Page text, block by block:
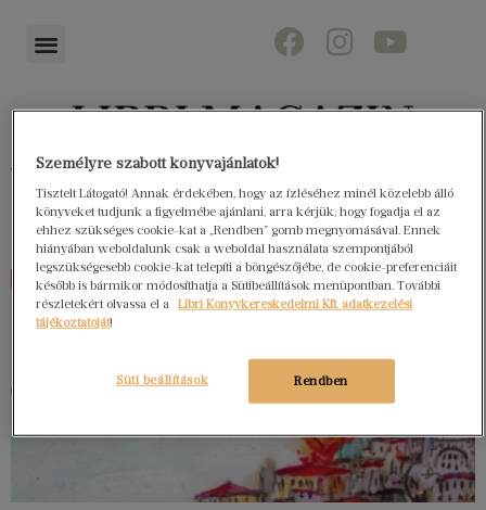
Könyvektől az olvasókig
Személyre szabott könyvajánlatok!
Tisztelt Látogató! Annak érdekében, hogy az ízléséhez minél közelebb álló
könyveket tudjunk a figyelmébe ajánlani, arra kérjük, hogy fogadja el az
ehhez szükséges cookie-kat a „Rendben” gomb megnyomásával. Ennek
hiányában weboldalunk csak a weboldal használata szempontjából
legszükségesebb cookie-kat telepíti a böngészőjébe, de cookie-preferenciáit
később is bármikor módosíthatja a Sütibeállítások menüpontban. További
részletekért olvassa el a
Libri Könyvkereskedelmi Kft. adatkezelési
tájékoztatóját!
Rendben
Süti beállítások